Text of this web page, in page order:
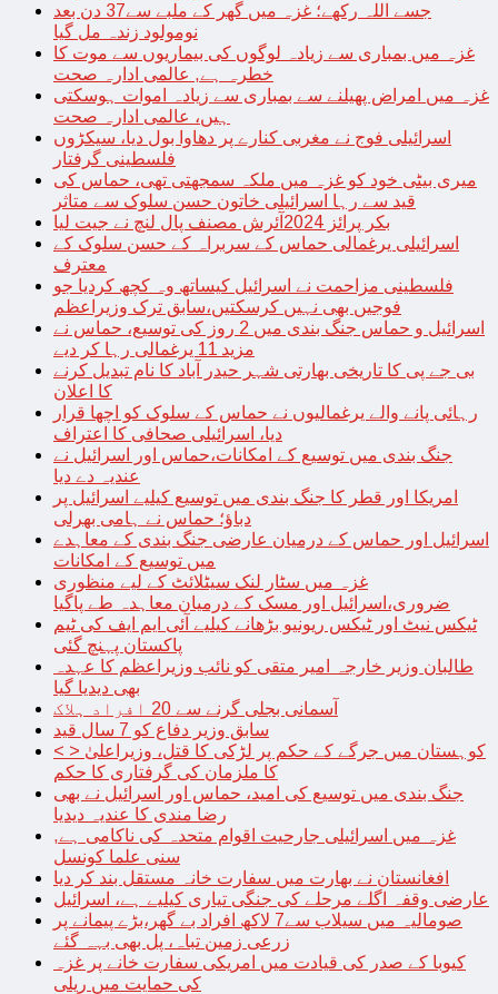
جسے اللہ رکھے؛ غزہ میں گھر کے ملبے سے37 دن بعد
نومولود زندہ مل گیا
غزہ میں بمباری سے زیادہ لوگوں کی بیماریوں سے موت کا
خطرہ ہے, عالمی ادارہ صحت
غزہ میں امراض پھیلنے سے بمباری سے زیادہ اموات ہوسکتی
ہیں، عالمی ادارہ صحت
اسرائیلی فوج نے مغربی کنارے پر دھاوا بول دیا، سیکڑوں
فلسطینی گرفتار
میری بیٹی خود کو غزہ میں ملکہ سمجھتی تھی، حماس کی
قید سے رہا اسرائیلی خاتون حسن سلوک سے متاثر
بکر پرائز 2024آئرش مصنف پال لنچ نے جیت لیا
اسرائیلی یرغمالی حماس کے سربراہ کے حسن سلوک کے
معترف
فلسطینی مزاحمت نے اسرائیل کیساتھ وہ کچھ کردیا جو
فوجیں بھی نہیں کرسکتیں،سابق ترک وزیراعظم
اسرائیل و حماس جنگ بندی میں 2 روز کی توسیع، حماس نے
مزید 11 یرغمالی رہا کر دیے
بی جے پی کا تاریخی بھارتی شہر حیدر آباد کا نام تبدیل کرنے
کا اعلان
رہائی پانے والے یرغمالیوں نے حماس کے سلوک کو اچھا قرار
دیا، اسرائیلی صحافی کا اعتراف
جنگ بندی میں توسیع کے امکانات،حماس اور اسرائیل نے
عندیہ دے دیا
امریکا اور قطر کا جنگ بندی میں توسیع کیلیے اسرائیل پر
دباؤ؛ حماس نے ہامی بھرلی
اسرائیل اور حماس کے درمیان عارضی جنگ بندی کے معاہدے
میں توسیع کے امکانات
غزہ میں سٹار لنک سیٹلائٹ کے لیے منظوری
ضروری،اسرائیل اور مسک کے درمیان معاہدہ طے پاگیا
ٹیکس نیٹ اور ٹیکس ریونیو بڑھانے کیلیے آئی ایم ایف کی ٹیم
پاکستان پہنچ گئی
طالبان وزیر خارجہ امیر متقی کو نائب وزیراعظم کا عہدہ
بھی دیدیا گیا
آسمانی بجلی گرنے سے 20 افراد ہلاک
سابق وزیر دفاع کو 7 سال قید
< > کوہستان میں جرگے کے حکم پر لڑکی کا قتل، وزیراعلیٰ
کا ملزمان کی گرفتاری کا حکم
جنگ بندی میں توسیع کی امید، حماس اور اسرائیل نے بھی
رضا مندی کا عندیہ دیدیا
غزہ میں اسرائیلی جارحیت اقوام متحدہ کی ناکامی ہے,
سنی علما کونسل
افغانستان نے بھارت میں سفارت خانہ مستقل بند کر دیا
عارضی وقفہ اگلے مرحلے کی جنگی تیاری کیلیے ہے، اسرائیل
صومالیہ میں سیلاب سے7 لاکھ افراد بے گھر،بڑے پیمانے پر
زرعی زمین تباہ، پل بھی بہہ گئے
کیوبا کے صدر کی قیادت میں امریکی سفارت خانے پر غزہ
کی حمایت میں ریلی